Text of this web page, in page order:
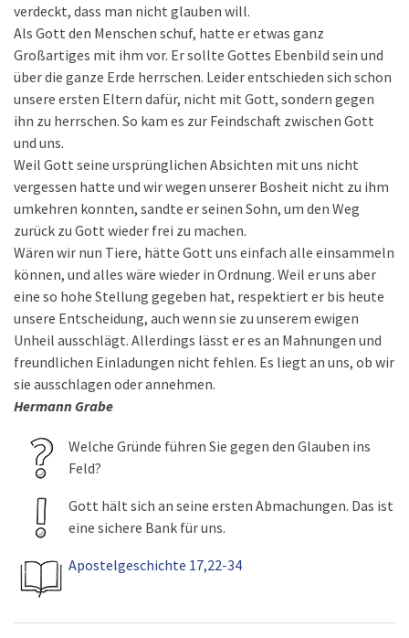
verdeckt, dass man nicht glauben will.
Als Gott den Menschen schuf, hatte er etwas ganz
Großartiges mit ihm vor. Er sollte Gottes Ebenbild sein und
über die ganze Erde herrschen. Leider entschieden sich schon
unsere ersten Eltern dafür, nicht mit Gott, sondern gegen
ihn zu herrschen. So kam es zur Feindschaft zwischen Gott
und uns.
Weil Gott seine ursprünglichen Absichten mit uns nicht
vergessen hatte und wir wegen unserer Bosheit nicht zu ihm
umkehren konnten, sandte er seinen Sohn, um den Weg
zurück zu Gott wieder frei zu machen.
Wären wir nun Tiere, hätte Gott uns einfach alle einsammeln
können, und alles wäre wieder in Ordnung. Weil er uns aber
eine so hohe Stellung gegeben hat, respektiert er bis heute
unsere Entscheidung, auch wenn sie zu unserem ewigen
Unheil ausschlägt. Allerdings lässt er es an Mahnungen und
freundlichen Einladungen nicht fehlen. Es liegt an uns, ob wir
sie ausschlagen oder annehmen.
Hermann Grabe
Welche Gründe führen Sie gegen den Glauben ins
Feld?
Gott hält sich an seine ersten Abmachungen. Das ist
eine sichere Bank für uns.
Apostelgeschichte 17,22-34